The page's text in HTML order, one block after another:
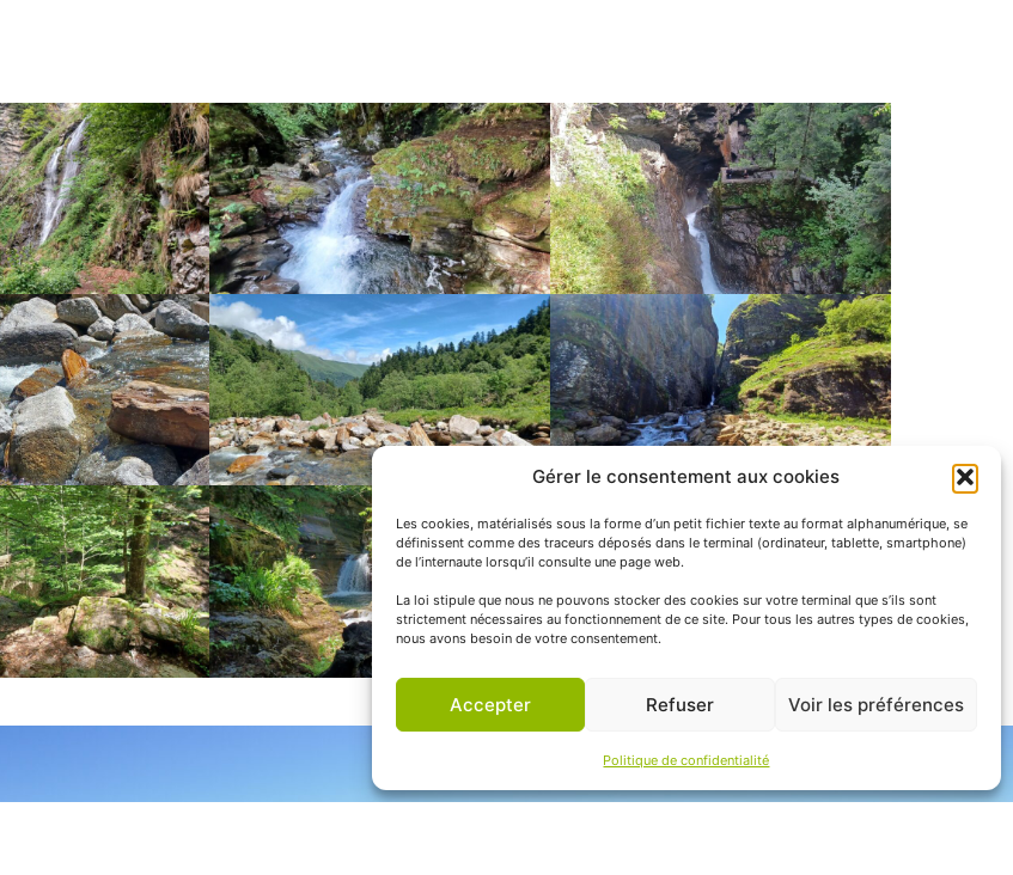
Gérer le consentement aux cookies
Les cookies, matérialisés sous la forme d’un petit fichier texte au format alphanumérique, se
définissent comme des traceurs déposés dans le terminal (ordinateur, tablette, smartphone)
de l’internaute lorsqu’il consulte une page web.
La loi stipule que nous ne pouvons stocker des cookies sur votre terminal que s’ils sont
strictement nécessaires au fonctionnement de ce site. Pour tous les autres types de cookies,
nous avons besoin de votre consentement.
Accepter Refuser Voir les préférences
Politique de confidentialité